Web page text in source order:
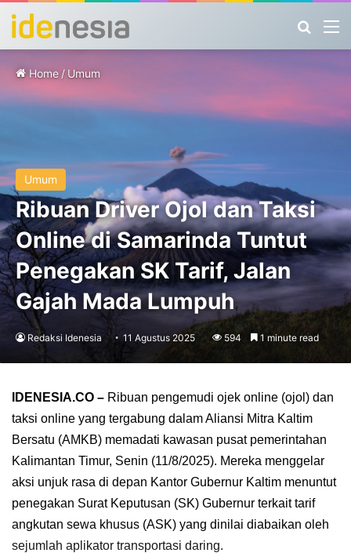
Home / Umum
Umum
Ribuan Driver Ojol dan Taksi
Online di Samarinda Tuntut
Penegakan SK Tarif, Jalan
Gajah Mada Lumpuh
Redaksi Idenesia 11 Agustus 2025 594 1 minute read
IDENESIA.CO – Ribuan pengemudi ojek online (ojol) dan
taksi online yang tergabung dalam Aliansi Mitra Kaltim
Bersatu (AMKB) memadati kawasan pusat pemerintahan
Kalimantan Timur, Senin (11/8/2025). Mereka menggelar
aksi unjuk rasa di depan Kantor Gubernur Kaltim menuntut
penegakan Surat Keputusan (SK) Gubernur terkait tarif
angkutan sewa khusus (ASK) yang dinilai diabaikan oleh
sejumlah aplikator transportasi daring.